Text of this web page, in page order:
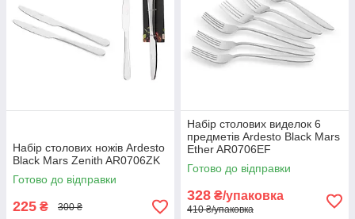
Набір столових ножів Ardesto
Black Mars Zenith AR0706ZK
Готово до відправки
225 ₴ 300 ₴
Набір столових виделок 6
предметів Ardesto Black Mars
Ether AR0706EF
Готово до відправки
328 ₴/упаковка
410 ₴/упаковка